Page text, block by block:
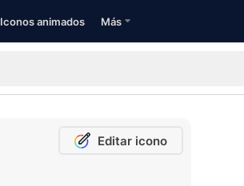
Iconos animados Más
Editar icono